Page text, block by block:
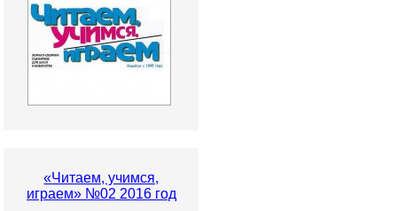
«Читаем, учимся,
играем» №02 2016 год